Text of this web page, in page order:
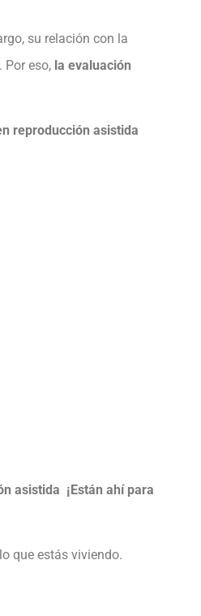
su relación con la
Por eso, la evaluación
reproducción asistida
asistida ¡Están ahí para
que estás viviendo.